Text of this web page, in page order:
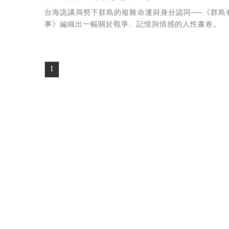
台海詭譎局勢下群島的複雜命運與身分認同──《群島
事》編織出一幅關於戰爭、記憶與情感的人性畫卷。
1